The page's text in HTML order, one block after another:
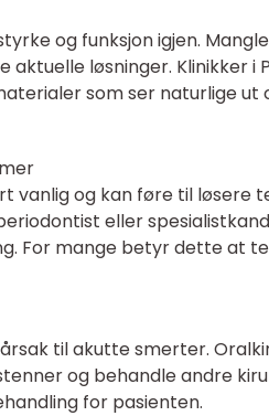
og funksjon igjen.
løsninger. Klinikker i
som ser naturlige ut
og kan føre til løsere
eller
For mange betyr dette at
til akutte smerter.
og behandle andre
for pasienten.